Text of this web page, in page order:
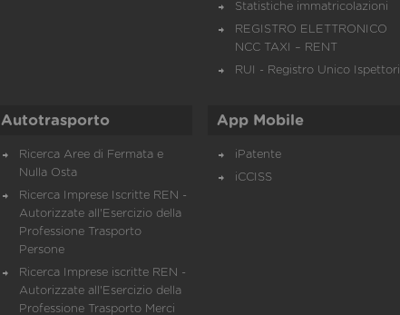
Statistiche immatricolazioni
REGISTRO ELETTRONICO
NCC TAXI – RENT
RUI - Registro Unico Ispettori
Autotrasporto
Ricerca Aree di Fermata e
Nulla Osta
Ricerca Imprese Iscritte REN -
Autorizzate all'Esercizio della
Professione Trasporto
Persone
Ricerca Imprese iscritte REN -
Autorizzate all'Esercizio della
Professione Trasporto Merci
App Mobile
iPatente
iCCISS